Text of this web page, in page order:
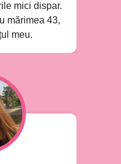
mici dispar.
mărimea 43,
meu.